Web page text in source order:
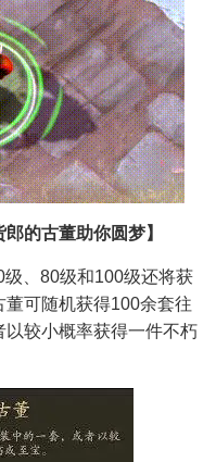
的古董助你圆梦】
、80级和100级还将获
可随机获得100余套往
较小概率获得一件不朽